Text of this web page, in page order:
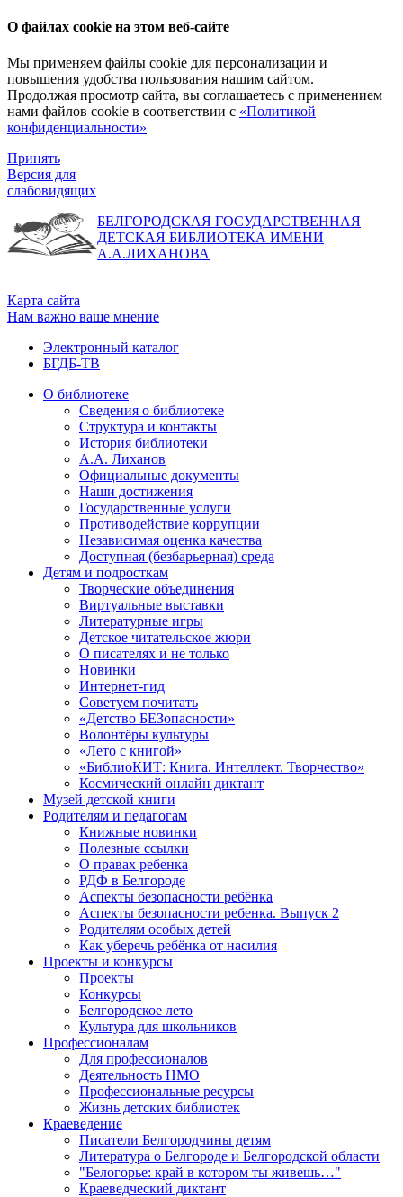
О файлах cookie на этом веб-сайте
Мы применяем файлы cookie для персонализации и
повышения удобства пользования нашим сайтом.
Продолжая просмотр сайта, вы соглашаетесь с применением
нами файлов cookie в соответствии с «Политикой
конфиденциальности»
Принять
Версия для
слабовидящих
БЕЛГОРОДСКАЯ ГОСУДАРСТВЕННАЯ
ДЕТСКАЯ БИБЛИОТЕКА ИМЕНИ
А.А.ЛИХАНОВА
Карта сайта
Нам важно ваше мнение
Электронный каталог
БГДБ-ТВ
О библиотеке
Сведения о библиотеке
Структура и контакты
История библиотеки
А.А. Лиханов
Официальные документы
Наши достижения
Государственные услуги
Противодействие коррупции
Независимая оценка качества
Доступная (безбарьерная) среда
Детям и подросткам
Творческие объединения
Виртуальные выставки
Литературные игры
Детское читательское жюри
О писателях и не только
Новинки
Интернет-гид
Советуем почитать
«Детство БЕЗопасности»
Волонтёры культуры
«Лето с книгой»
«БиблиоКИТ: Книга. Интеллект. Творчество»
Космический онлайн диктант
Музей детской книги
Родителям и педагогам
Книжные новинки
Полезные ссылки
О правах ребенка
РДФ в Белгороде
Аспекты безопасности ребёнка
Аспекты безопасности ребенка. Выпуск 2
Родителям особых детей
Как уберечь ребёнка от насилия
Проекты и конкурсы
Проекты
Конкурсы
Белгородское лето
Культура для школьников
Профессионалам
Для профессионалов
Деятельность НМО
Профессиональные ресурсы
Жизнь детских библиотек
Краеведение
Писатели Белгородчины детям
Литература о Белгороде и Белгородской области
"Белогорье: край в котором ты живешь…"
Краеведческий диктант